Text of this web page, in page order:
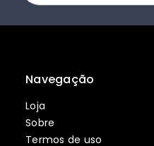
Navegação
Loja
Sobre
Termos de uso